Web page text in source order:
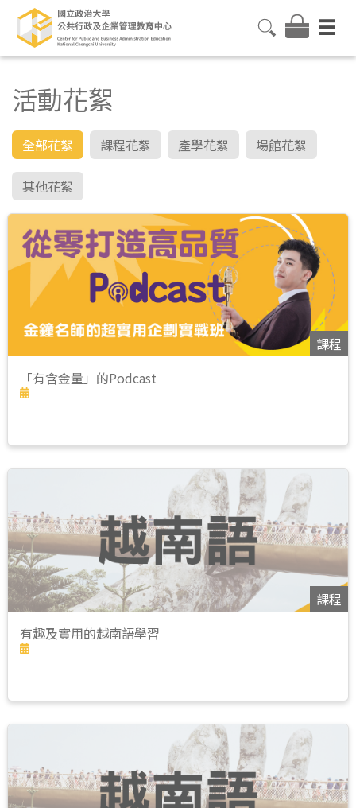
活動花絮
全部花絮 課程花絮 產學花絮 場館花絮
其他花絮
課程
「有含金量」的Podcast
課程
有趣及實用的越南語學習